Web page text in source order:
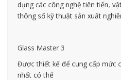
dụng các công nghệ tiên tiến,
thông số kỹ thuật sản xuất
Glass Master 3
Được thiết kế để cung cấp mức
nhất có thể